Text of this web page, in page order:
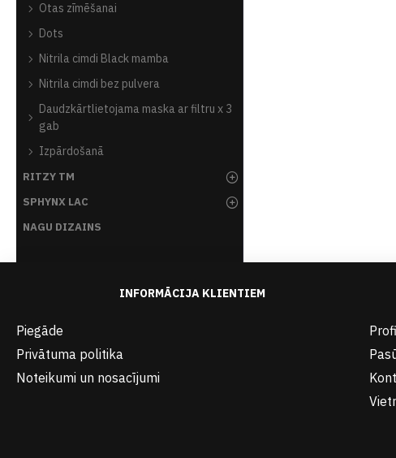
Otas zīmēšanai
Dots
Nitrila cimdi Black mamba
Nitrila cimdi bez pulvera
Daudzkārtlietojama maska ar filtru x 3
gab
Izpārdošanā
RITZY TM
SPHYNX LAC
NAGU DIZAINS
INFORMĀCIJA KLIENTIEM
Piegāde
Privātuma politika
Noteikumi un nosacījumi